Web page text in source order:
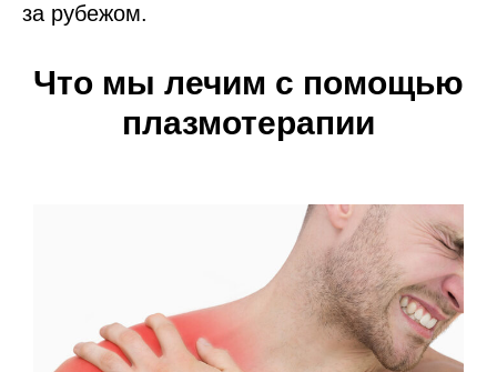
за рубежом.
Что мы лечим с помощью
плазмотерапии